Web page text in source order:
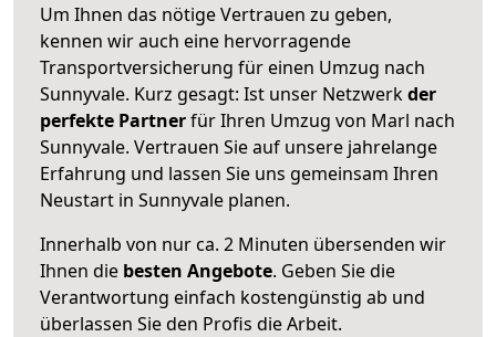
Um Ihnen das nötige Vertrauen zu geben,
kennen wir auch eine hervorragende
Transportversicherung für einen Umzug nach
Sunnyvale. Kurz gesagt: Ist unser Netzwerkder
perfekte Partnerfür Ihren Umzug von Marl nach
Sunnyvale. Vertrauen Sie auf unsere jahrelange
Erfahrung und lassen Sie uns gemeinsam Ihren
Neustart in Sunnyvale planen.
Innerhalb von nur ca. 2 Minuten übersenden wir
Ihnen die besten Angebote. Geben Sie die
Verantwortung einfach kostengünstig ab und
überlassen Sie den Profis die Arbeit.